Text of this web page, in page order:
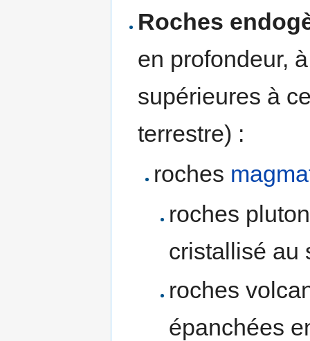
Roches
en profondeur,
supérieures à
terrestre) :
roches
roches
cristallisé au
roches
épanchées